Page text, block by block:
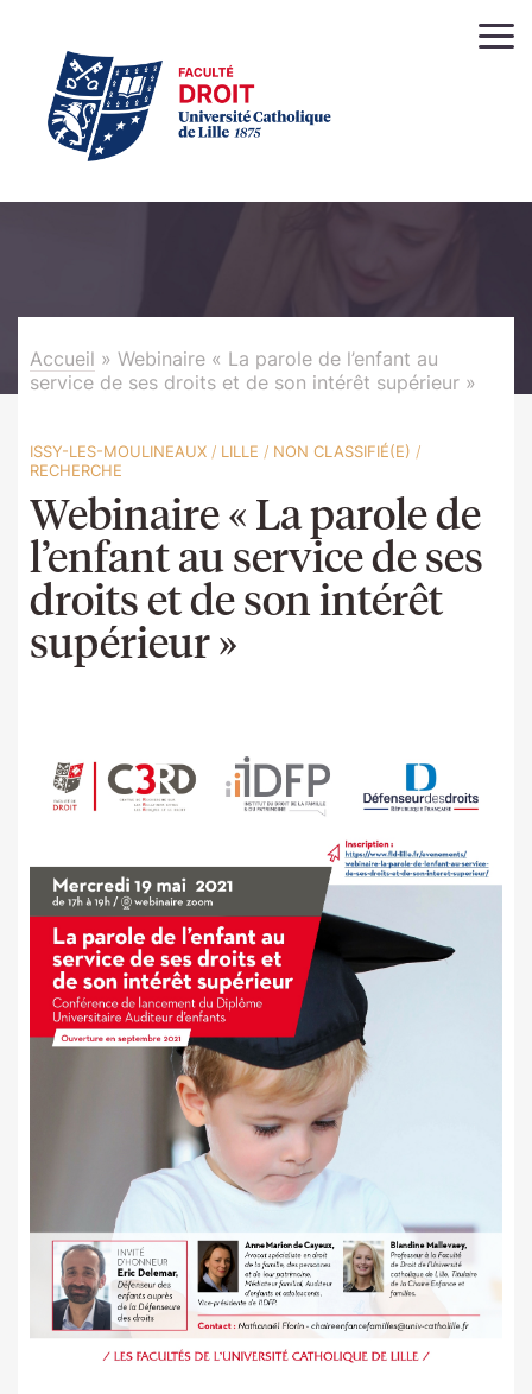
Accueil » Webinaire « La parole de l’enfant au
service de ses droits et de son intérêt supérieur »
ISSY-LES-MOULINEAUX / LILLE / NON CLASSIFIÉ(E) /
RECHERCHE
Webinaire « La parole de
l’enfant au service de ses
droits et de son intérêt
supérieur »